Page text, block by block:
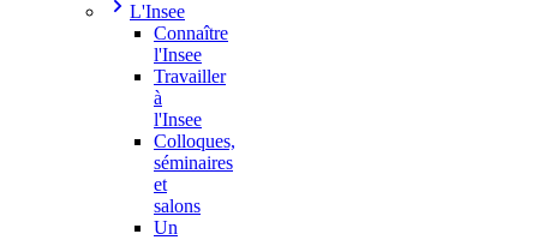
L'Insee
Connaître
l'Insee
Travailler
à
l'Insee
Colloques,
séminaires
et
salons
Un